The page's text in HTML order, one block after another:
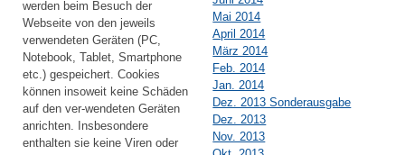
werden beim Besuch der
Webseite von den jeweils
verwendeten Geräten (PC,
Notebook, Tablet, Smartphone
etc.) gespeichert. Cookies
können insoweit keine Schäden
auf den ver-wendeten Geräten
anrichten. Insbesondere
enthalten sie keine Viren oder
Mai 2014
April 2014
März 2014
Feb. 2014
Jan. 2014
Dez. 2013 Sonderausgabe
Dez. 2013
Nov. 2013